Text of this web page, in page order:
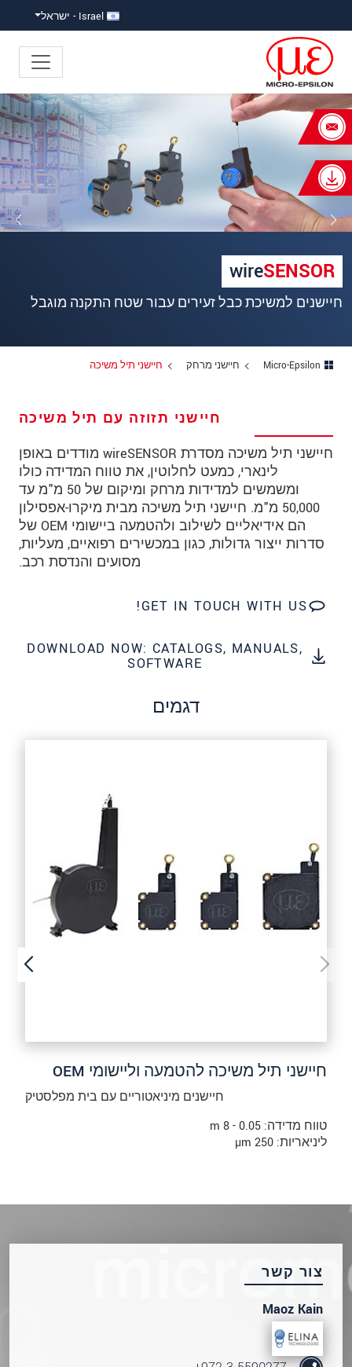
Israel - ישראל
wireSENSOR
חיישנים למשיכת כבל זעירים עבור שטח התקנה מוגבל
Micro-Epsilon חיישני מרחק חיישני תיל משיכה
חיישני תזוזה עם תיל משיכה
חיישני תיל משיכה מסדרת wireSENSOR מודדים באופן
לינארי, כמעט לחלוטין, את טווח המדידה כולו
ומשמשים למדידות מרחק ומיקום של 50 מ"מ עד
50,000 מ"מ. חיישני תיל משיכה מבית מיקרו-אפסילון
הם אידיאליים לשילוב ולהטמעה ביישומי OEM של
סדרות ייצור גדולות, כגון במכשירים רפואיים, מעליות,
מסועים והנדסת רכב.
GET IN TOUCH WITH US!
DOWNLOAD NOW: CATALOGS, MANUALS,
SOFTWARE
דגמים
חיישני תיל משיכה להטמעה וליישומי OEM
חיישנים מיניאטוריים עם בית מפלסטיק
טווח מדידה: 0.05 - 8 m
ליניאריות: 250 µm
צור קשר
Maoz Kain
×Your request for: חיישני תיל משיכה
כותרת*
שם פרטי*
שם משפחה*
שם חברה*
מיקוד
טלפון
כתובת דוא"ל *
ארץ*
Message
*
אנו מתייחסים למידע בחסיון רב. אנא קרא את
הצהרת הפרטיות שלנו (באנגלית).